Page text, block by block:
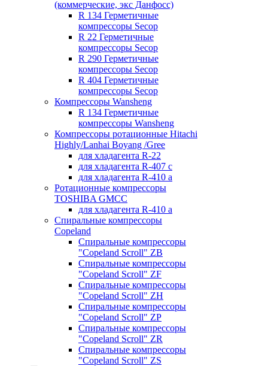
(коммерческие, экс Данфосс)
R 134 Герметичные
компрессоры Secop
R 22 Герметичные
компрессоры Secop
R 290 Герметичные
компрессоры Secop
R 404 Герметичные
компрессоры Secop
Компрессоры Wansheng
R 134 Герметичные
компрессоры Wansheng
Компрессоры ротационные Hitachi
Highly/Lanhai Boyang /Gree
для хладагента R-22
для хладагента R-407 с
для хладагента R-410 а
Ротационные компрессоры
TOSHIBA GMCC
для хладагента R-410 а
Спиральные компрессоры
Copeland
Спиральные компрессоры
"Copeland Scroll" ZB
Спиральные компрессоры
"Copeland Scroll" ZF
Спиральные компрессоры
"Copeland Scroll" ZH
Спиральные компрессоры
"Copeland Scroll" ZP
Спиральные компрессоры
"Copeland Scroll" ZR
Спиральные компрессоры
"Copeland Scroll" ZS